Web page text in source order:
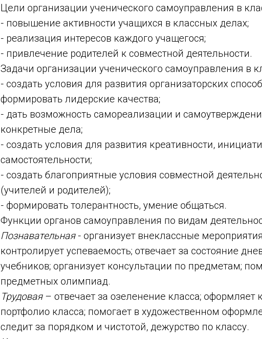
Цели организации ученического самоуправления в
- повышение активности учащихся в классных делах;
- реализация интересов каждого учащегося;
- привлечение родителей к совместной деятельности.
Задачи организации ученического самоуправления в
- создать условия для развития организаторских
формировать лидерские качества;
- дать возможность самореализации и
конкретные дела;
- создать условия для развития креативности,
самостоятельности;
- создать благоприятные условия совместной
(учителей и родителей);
- формировать толерантность, умение общаться.
Функции органов самоуправления по видам
Познавательная- организует внеклассные
контролирует успеваемость; отвечает за состояние
учебников; организует консультации по предметам;
предметных олимпиад.
Трудовая– отвечает за озеленение класса; оформляет
портфолио класса; помогает в художественном
следит за порядком и чистотой, дежурство по классу.